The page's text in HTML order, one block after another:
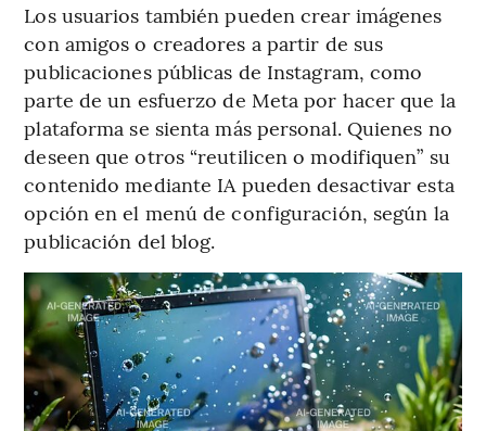
Los usuarios también pueden crear imágenes
con amigos o creadores a partir de sus
publicaciones públicas de Instagram, como
parte de un esfuerzo de Meta por hacer que la
plataforma se sienta más personal. Quienes no
deseen que otros “reutilicen o modifiquen” su
contenido mediante IA pueden desactivar esta
opción en el menú de configuración, según la
publicación del blog.